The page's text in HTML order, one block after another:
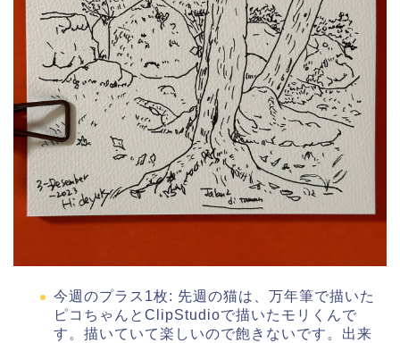
今週のプラス1枚: 先週の猫は、万年筆で描いた
ピコちゃんとClipStudioで描いたモリくんで
す。描いていて楽しいので飽きないです。出来